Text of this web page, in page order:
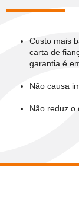
Custo mais
carta de
garantia é
Não causa
Não reduz o